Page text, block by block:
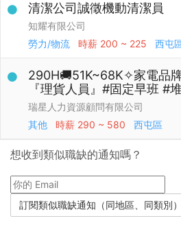
清潔公司誠徵機動清潔員
知耀有限公司
勞力/物流
時薪 200 ~ 225 西屯
290H🚚51K~68K✧家電品
『理貨人員』#固定早班 #
瑞星人力資源顧問有限公司
其他
時薪 290 ~ 580 西屯區
想收到類似職缺的通知嗎？